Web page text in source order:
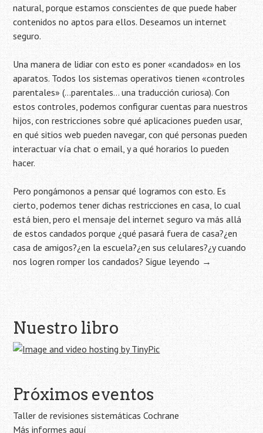
natural, porque estamos conscientes de que puede haber
contenidos no aptos para ellos. Deseamos un internet
seguro.
Una manera de lidiar con esto es poner «candados» en los
aparatos. Todos los sistemas operativos tienen «controles
parentales» (…parentales… una traducción curiosa). Con
estos controles, podemos configurar cuentas para nuestros
hijos, con restricciones sobre qué aplicaciones pueden usar,
en qué sitios web pueden navegar, con qué personas pueden
interactuar vía chat o email, y a qué horarios lo pueden
hacer.
Pero pongámonos a pensar qué logramos con esto. Es
cierto, podemos tener dichas restricciones en casa, lo cual
está bien, pero el mensaje del internet seguro va más allá
de estos candados porque ¿qué pasará fuera de casa?¿en
casa de amigos?¿en la escuela?¿en sus celulares?¿y cuando
nos logren romper los candados?Sigue leyendo →
Navegación
de
entrada
Nuestro libro
Próximos eventos
Taller de revisiones sistemáticas Cochrane
Más informes aquí